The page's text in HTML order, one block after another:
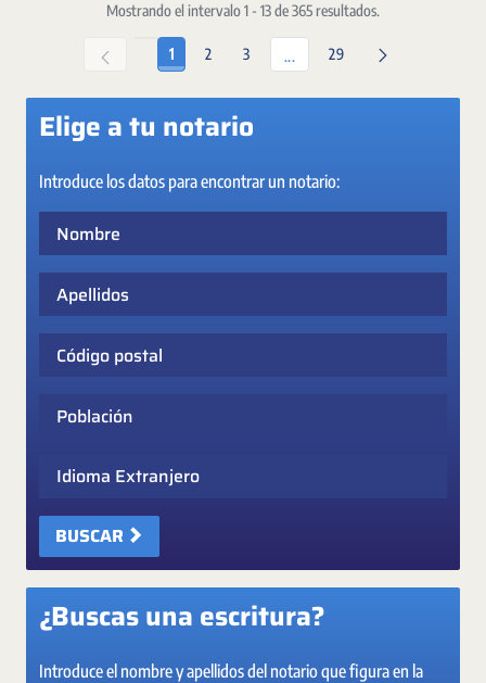
Mostrando el intervalo 1 - 13 de 365 resultados.
Página
1 Página
2 Página
3 ... Páginas intermedias Use
Página
29
Elige a tu notario
Introduce los datos para encontrar un notario:
Idioma Extranjero
BUSCAR
¿Buscas una escritura?
Introduce el nombre y apellidos del notario que figura en la